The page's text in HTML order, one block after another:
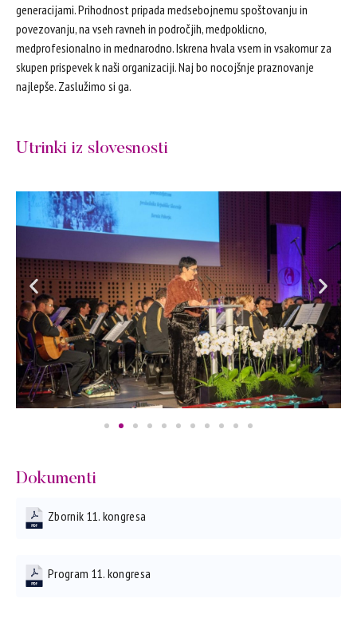
generacijami. Prihodnost pripada medsebojnemu spoštovanju in
povezovanju, na vseh ravneh in področjih, medpoklicno,
medprofesionalno in mednarodno. Iskrena hvala vsem in vsakomur za
skupen prispevek k naši organizaciji. Naj bo nocojšnje praznovanje
najlepše. Zaslužimo si ga.
Utrinki iz slovesnosti
Dokumenti
Zbornik 11. kongresa
Program 11. kongresa